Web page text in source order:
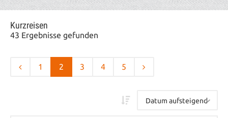
Kurzreisen
43 Ergebnisse gefunden
1 2 3 4 5